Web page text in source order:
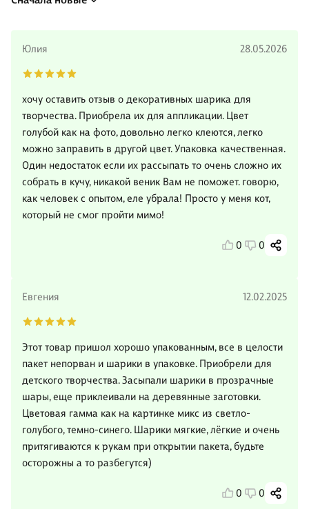
Юлия 28.05.2026
хочу оставить отзыв о декоративных шарика для
творчества. Приобрела их для аппликации. Цвет
голубой как на фото, довольно легко клеются, легко
можно заправить в другой цвет. Упаковка качественная.
Один недостаток если их рассыпать то очень сложно их
собрать в кучу, никакой веник Вам не поможет. говорю,
как человек с опытом, еле убрала! Просто у меня кот,
который не смог пройти мимо!
0 0
Евгения 12.02.2025
Этот товар пришол хорошо упакованным, все в целости
пакет непорван и шарики в упаковке. Приобрели для
детского творчества. Засыпали шарики в прозрачные
шары, еще приклеивали на деревянные заготовки.
Цветовая гамма как на картинке микс из светло-
голубого, темно-синего. Шарики мягкие, лёгкие и очень
притягиваются к рукам при открытии пакета, будьте
осторожны а то разбегутся)
0 0